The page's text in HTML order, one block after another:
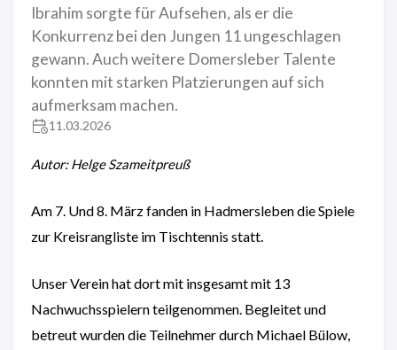
Ibrahim sorgte für Aufsehen, als er die
Konkurrenz bei den Jungen 11 ungeschlagen
gewann. Auch weitere Domersleber Talente
konnten mit starken Platzierungen auf sich
aufmerksam machen.
11.03.2026
Autor: Helge Szameitpreuß
Am 7. Und 8. März fanden in Hadmersleben die Spiele
zur Kreisrangliste im Tischtennis statt.
Unser Verein hat dort mit insgesamt mit 13
Nachwuchsspielern teilgenommen. Begleitet und
betreut wurden die Teilnehmer durch Michael Bülow,